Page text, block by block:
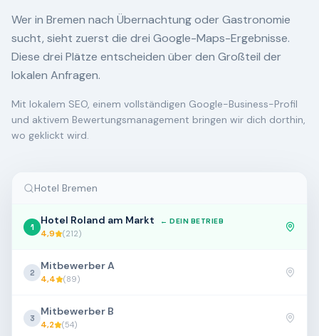
Wer in Bremen nach Übernachtung oder Gastronomie
sucht, sieht zuerst die drei Google-Maps-Ergebnisse.
Diese drei Plätze entscheiden über den Großteil der
lokalen Anfragen.
Mit lokalem SEO, einem vollständigen Google-Business-Profil
und aktivem Bewertungsmanagement bringen wir dich dorthin,
wo geklickt wird.
Hotel Bremen
1
Hotel Roland am Markt ← DEIN BETRIEB
4,9 (212)
2
Mitbewerber A
4,4 (89)
3
Mitbewerber B
4,2 (54)